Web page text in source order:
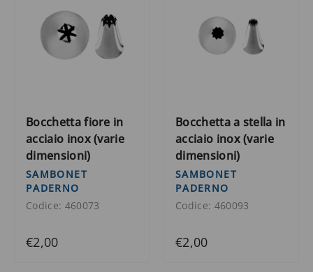
Bocchetta fiore in
acciaio inox (varie
dimensioni)
SAMBONET
PADERNO
Codice: 460073
€2,00
Bocchetta a stella in
acciaio inox (varie
dimensioni)
SAMBONET
PADERNO
Codice: 460093
€2,00